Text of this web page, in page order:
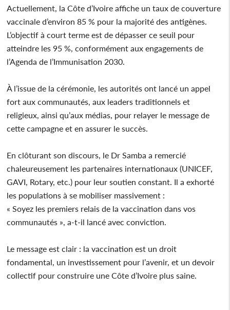
Actuellement, la Côte d’Ivoire affiche un taux de couverture
vaccinale d’environ 85 % pour la majorité des antigènes.
L’objectif à court terme est de dépasser ce seuil pour
atteindre les 95 %, conformément aux engagements de
l’Agenda de l’Immunisation 2030.
À l’issue de la cérémonie, les autorités ont lancé un appel
fort aux communautés, aux leaders traditionnels et
religieux, ainsi qu’aux médias, pour relayer le message de
cette campagne et en assurer le succès.
En clôturant son discours, le Dr Samba a remercié
chaleureusement les partenaires internationaux (UNICEF,
GAVI, Rotary, etc.) pour leur soutien constant. Il a exhorté
les populations à se mobiliser massivement :
« Soyez les premiers relais de la vaccination dans vos
communautés », a-t-il lancé avec conviction.
Le message est clair : la vaccination est un droit
fondamental, un investissement pour l’avenir, et un devoir
collectif pour construire une Côte d’Ivoire plus saine.